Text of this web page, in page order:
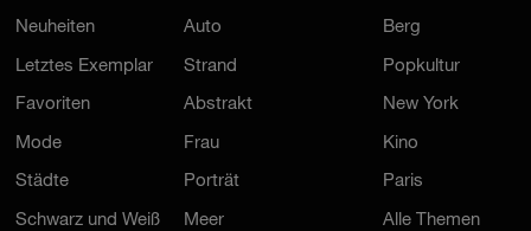
Neuheiten
Letztes Exemplar
Favoriten
Mode
Städte
Schwarz und Weiß
Auto
Strand
Abstrakt
Frau
Porträt
Meer
Berg
Popkultur
New York
Kino
Paris
Alle Themen